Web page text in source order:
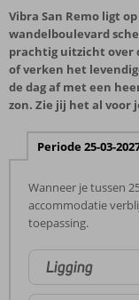
Vibra San Remo ligt
wandelboulevard
prachtig uitzicht over
of verken het
de dag af met een
zon. Zie jij het al voor
Periode 25-03-
Wanneer je tussen
accommodatie
toepassing.
Ligging